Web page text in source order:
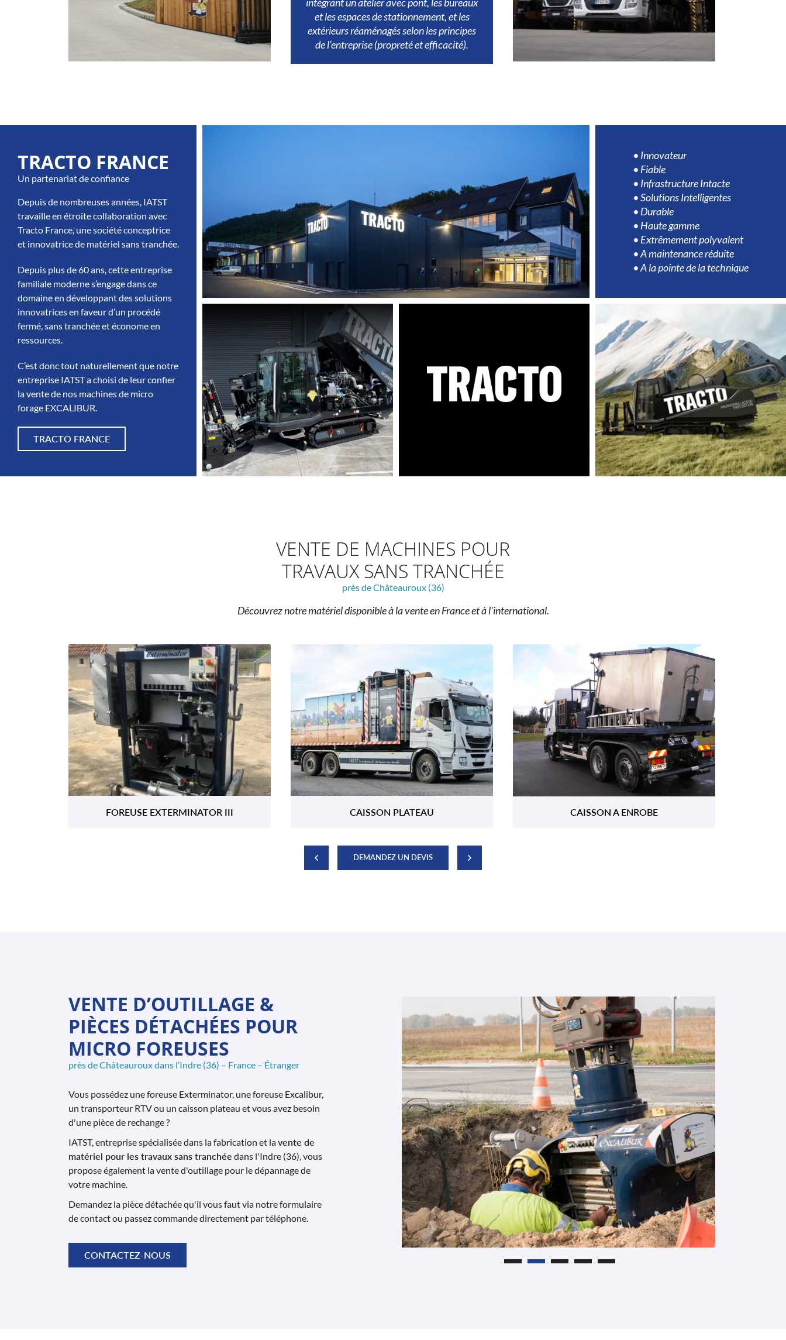
intégrant un atelier avec pont, les bureaux
et les espaces de stationnement, et les
extérieurs réaménagés selon les principes
de l’entreprise (propreté et efficacité).
TRACTO FRANCE
Un partenariat de confiance
Depuis de nombreuses années, IATST
travaille en étroite collaboration avec
Tracto France, une société conceptrice
et innovatrice de matériel sans tranchée.
Depuis plus de 60 ans, cette entreprise
familiale moderne s’engage dans ce
domaine en développant des solutions
innovatrices en faveur d’un procédé
fermé, sans tranchée et économe en
ressources.
C’est donc tout naturellement que notre
entreprise IATST a choisi de leur confier
la vente de nos machines de micro
forage EXCALIBUR.
TRACTO FRANCE
• Innovateur
• Fiable
• Infrastructure Intacte
• Solutions Intelligentes
• Durable
• Haute gamme
• Extrêmement polyvalent
• A maintenance réduite
• A la pointe de la technique
VENTE DE MACHINES POUR
TRAVAUX SANS TRANCHÉE
près de Châteauroux (36)
Découvrez notre matériel disponible à la vente en France et à l'international.
FOREUSE EXTERMINATOR III CAISSON PLATEAU CAISSON A ENROBE
DEMANDEZ UN DEVIS
VENTE D’OUTILLAGE &
PIÈCES DÉTACHÉES POUR
MICRO FOREUSES
près de Châteauroux dans l’Indre (36) – France – Étranger
Vous possédez une foreuse Exterminator, une foreuse Excalibur,
un transporteur RTV ou un caisson plateau et vous avez besoin
d'une pièce de rechange ?
IATST, entreprise spécialisée dans la fabrication et lavente de
matériel pour les travaux sans tranchée dans l'Indre (36), vous
propose également la vente d'outillage pour le dépannage de
votre machine.
Demandez la pièce détachée qu'il vous faut via notre formulaire
de contact ou passez commande directement par téléphone.
CONTACTEZ-NOUS